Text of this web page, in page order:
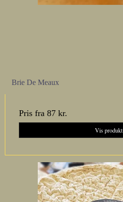
Brie De Meaux
Pris fra 87 kr.
Vis produkt